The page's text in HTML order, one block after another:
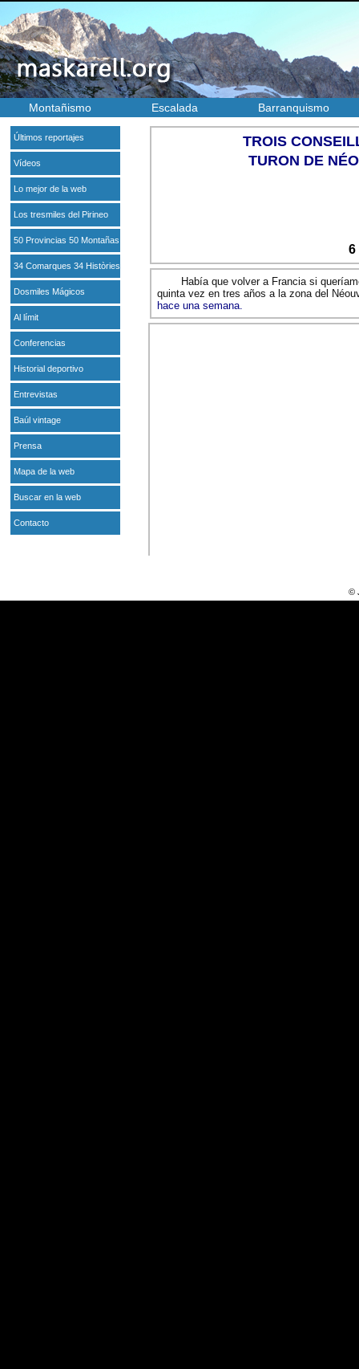
Montañismo Escalada Barranquismo
Últimos reportajes
Vídeos
Lo mejor de la web
Los tresmiles del Pirineo
50 Provincias 50 Montañas
34 Comarques 34 Històries
Dosmiles Mágicos
Al límit
Conferencias
Historial deportivo
Entrevistas
Baúl vintage
Prensa
Mapa de la web
Buscar en la web
Contacto
TROIS
TURON DE
6
Había que volver a Francia si
quinta vez en tres años a la zona del
hace una semana.
©